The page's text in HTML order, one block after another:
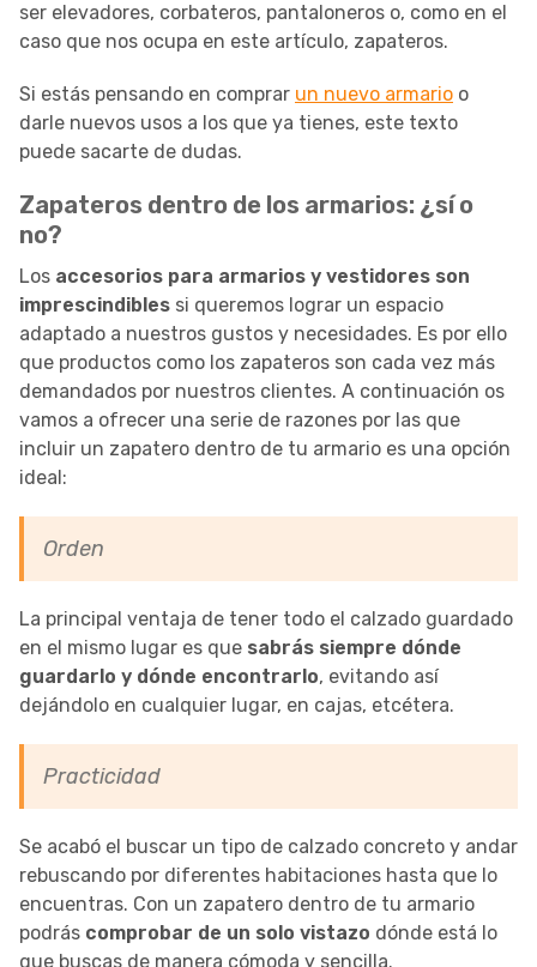
ser elevadores, corbateros, pantaloneros o, como en el
caso que nos ocupa en este artículo, zapateros.
Si estás pensando en comprar un nuevo armario o
darle nuevos usos a los que ya tienes, este texto
puede sacarte de dudas.
Zapateros dentro de los armarios: ¿sí o
no?
Los accesorios para armarios y vestidores son
imprescindibles si queremos lograr un espacio
adaptado a nuestros gustos y necesidades. Es por ello
que productos como los zapateros son cada vez más
demandados por nuestros clientes. A continuación os
vamos a ofrecer una serie de razones por las que
incluir un zapatero dentro de tu armario es una opción
ideal:
Orden
La principal ventaja de tener todo el calzado guardado
en el mismo lugar es que sabrás siempre dónde
guardarlo y dónde encontrarlo, evitando así
dejándolo en cualquier lugar, en cajas, etcétera.
Practicidad
Se acabó el buscar un tipo de calzado concreto y andar
rebuscando por diferentes habitaciones hasta que lo
encuentras. Con un zapatero dentro de tu armario
podrás comprobar de un solo vistazo dónde está lo
que buscas de manera cómoda y sencilla.